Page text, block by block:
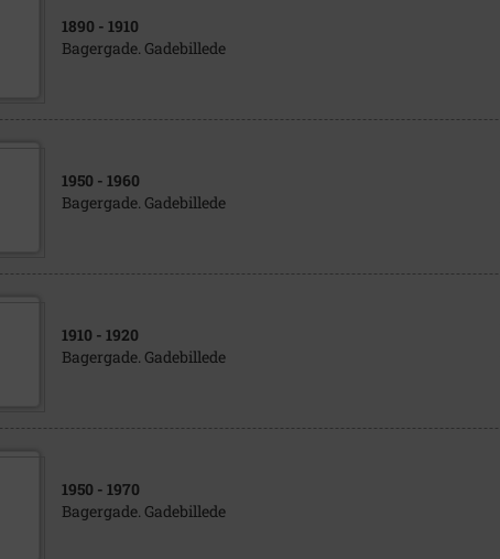
1890 - 1910
Bagergade. Gadebillede
1950 - 1960
Bagergade. Gadebillede
1910 - 1920
Bagergade. Gadebillede
1950 - 1970
Bagergade. Gadebillede